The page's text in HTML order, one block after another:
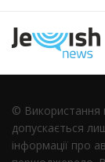
© Використання
допускається
інформації про